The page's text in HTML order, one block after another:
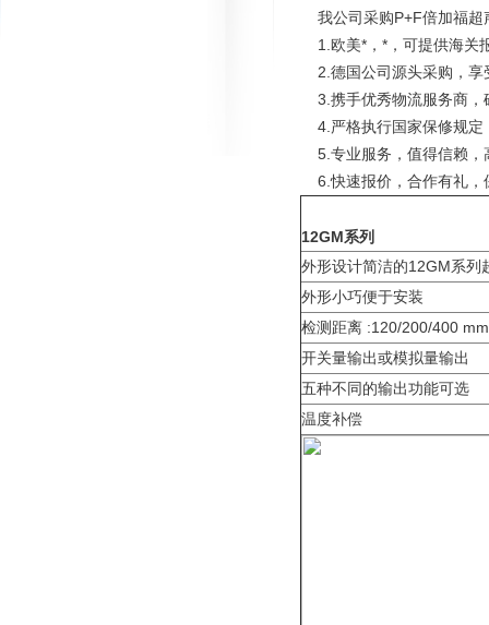
我公司采购P+F倍加福超
1.欧美*，*，可提供海关
2.德国公司源头采购，享
3.携手优秀物流服务商，
4.严格执行国家保修规定
5.专业服务，值得信赖，
6.快速报价，合作有礼，
12GM系列
外形设计简洁的12GM系列
外形小巧便于安装
检测距离 :120/200/400 mm
开关量输出或模拟量输出
五种不同的输出功能可选
温度补偿